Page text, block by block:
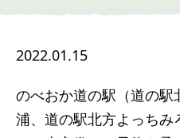
2022.01.15
のべおか道の駅（道の
浦、道の駅北方よっち